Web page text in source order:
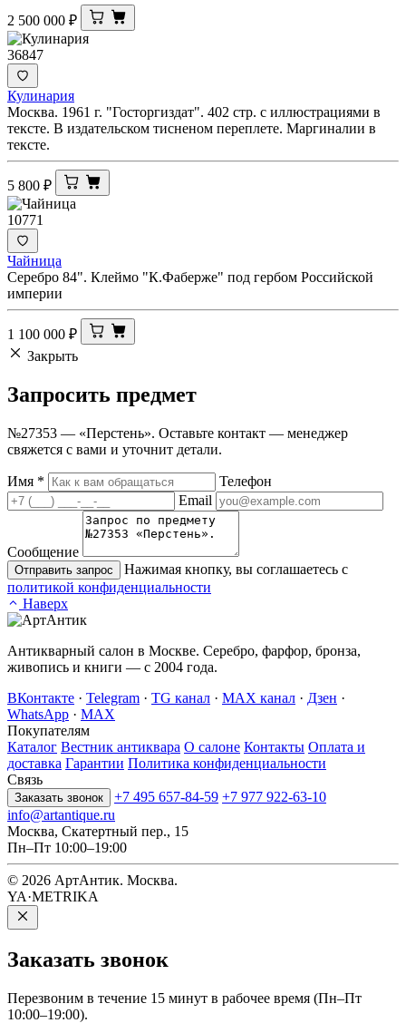
2 500 000 ₽
36847
Кулинария
Москва. 1961 г. "Госторгиздат". 402 стр. с иллюстрациями в
тексте. В издательском тисненом переплете. Маргиналии в
тексте.
5 800 ₽
10771
Чайница
Серебро 84". Клеймо "К.Фаберже" под гербом Российской
империи
1 100 000 ₽
Закрыть
Запросить предмет
№27353 — «Перстень». Оставьте контакт — менеджер
свяжется с вами и уточнит детали.
Имя *
Телефон
Email
Сообщение
Отправить запрос
Нажимая кнопку, вы соглашаетесь с
политикой конфиденциальности
Наверх
Антикварный салон в Москве. Серебро, фарфор, бронза,
живопись и книги — с 2004 года.
ВКонтакте · Telegram · TG канал · MAX канал · Дзен ·
WhatsApp · MAX
Покупателям
Каталог Вестник антиквара О салоне Контакты Оплата и
доставка Гарантии Политика конфиденциальности
Связь
Заказать звонок +7 495 657-84-59 +7 977 922-63-10
info@artantique.ru
Москва, Скатертный пер., 15
Пн–Пт 10:00–19:00
© 2026 АртАнтик. Москва.
YA·METRIKA
Заказать звонок
Перезвоним в течение 15 минут в рабочее время (Пн–Пт
10:00–19:00).